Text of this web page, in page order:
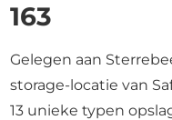
163
Gelegen aan
storage-locatie van
13 unieke typen